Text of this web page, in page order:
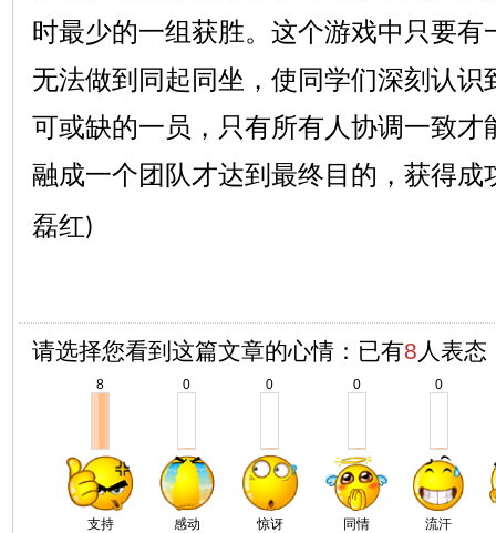
时最少的一组获胜。这个游戏中只要有
无法做到同起同坐，使同学们深刻认识
可或缺的一员，只有所有人协调一致才
融成一个团队才达到最终目的，获得成
磊红)
请选择您看到这篇文章的心情：已有8 人表态
8
支持
0
感动
0
惊讶
0
同情
0
流汗